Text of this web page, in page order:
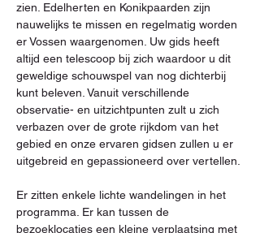
zien. Edelherten en Konikpaarden zijn
nauwelijks te missen en regelmatig worden
er Vossen waargenomen. Uw gids heeft
altijd een telescoop bij zich waardoor u dit
geweldige schouwspel van nog dichterbij
kunt beleven. Vanuit verschillende
observatie- en uitzichtpunten zult u zich
verbazen over de grote rijkdom van het
gebied en onze ervaren gidsen zullen u er
uitgebreid en gepassioneerd over vertellen.
Er zitten enkele lichte wandelingen in het
programma. Er kan tussen de
bezoeklocaties een kleine verplaatsing met